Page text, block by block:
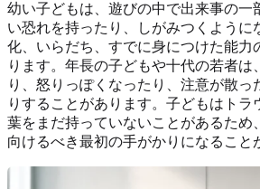
幼い子どもは、遊びの中で出来事の一
い恐れを持ったり、しがみつくように
化、いらだち、すでに身につけた能力
ります。年長の子どもや十代の若者は
り、怒りっぽくなったり、注意が散っ
りすることがあります。子どもはトラ
葉をまだ持っていないことがあるため
向けるべき最初の手がかりになること